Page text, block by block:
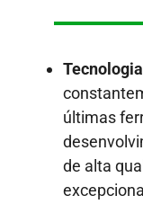
últimas
de alta